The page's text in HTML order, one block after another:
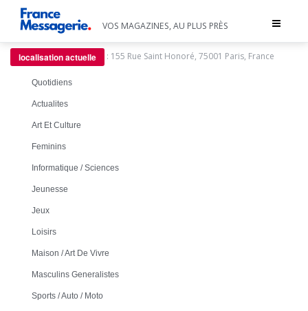
Toggle
VOS MAGAZINES, AU PLUS PRÈS
localisation actuelle : 155 Rue Saint Honoré, 75001 Paris, France
Quotidiens
Actualites
Art Et Culture
Feminins
Informatique / Sciences
Jeunesse
Jeux
Loisirs
Maison / Art De Vivre
Masculins Generalistes
Sports / Auto / Moto